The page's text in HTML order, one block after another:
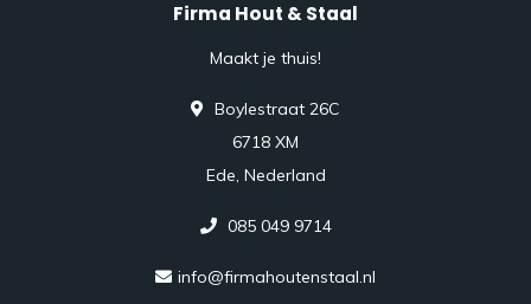
Firma Hout & Staal
Maakt je thuis!
Boylestraat 26C
6718 XM
Ede, Nederland
085 049 9714
info@firmahoutenstaal.nl